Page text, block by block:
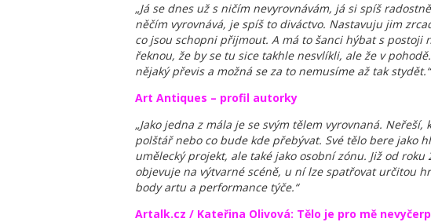
„Já se dnes už s ničím nevyrovnávám, já si spíš
něčím vyrovnává, je spíš to diváctvo. Nastavuju jim
co jsou schopni přijmout. A má to šanci hýbat s postoji
řeknou, že by se tu sice takhle nesvlíkli, ale že v
nějaký převis a možná se za to nemusíme až tak stydět.“
Art Antiques – profil autorky
„Jako jedna z mála je se svým tělem vyrovnaná. Neřeší,
polštář nebo co bude kde přebývat. Své tělo bere jako
umělecký projekt, ale také jako osobní zónu. Již od roku
objevuje na výtvarné scéně, u ní lze spatřovat určitou
body artu a performance týče.“
Artalk.cz / Kateřina Olivová: Tělo je pro mě